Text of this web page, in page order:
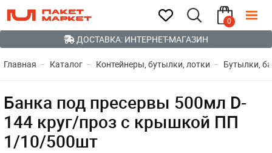
0
ДОСТАВКА: ИНТЕРНЕТ-МАГАЗИН
Главная Каталог Контейнеры, бутылки, лотки Бутылки,
Банка под пресервы 500мл D-
144 круг/проз с крышкой ПП
1/10/500шт